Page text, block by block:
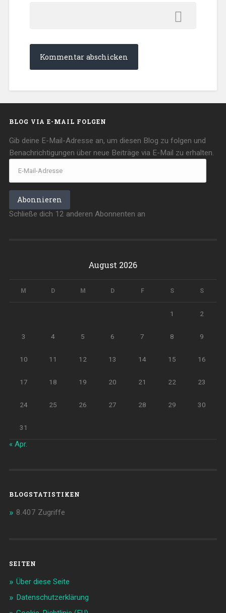
BLOG VIA E-MAIL FOLGEN
Gib deine E-Mail-Adresse an, um diesen Blog zu folgen und
Benachrichtigungen über neue Beiträge via E-Mail zu erhalten.
E-
Mail-
Abonnieren
Schließe dich 12 anderen Abonnenten an
August 2026
M D M D F S S
1 2
3 4 5 6 7 8 9
10 11 12 13 14 15 16
17 18 19 20 21 22 23
24 25 26 27 28 29 30
31
« Apr.
BLOGSTATISTIKEN
8.407 Zugriffe
SEITEN
Über diese Seite
Datenschutzerklärung